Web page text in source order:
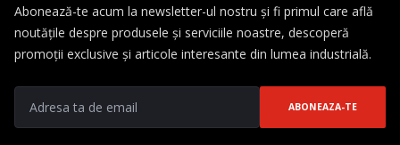
Abonează-te acum la newsletter-ul nostru și fi primul care află
noutățile despre produsele și serviciile noastre, descoperă
promoții exclusive și articole interesante din lumea industrială.
ABONEAZA-TE